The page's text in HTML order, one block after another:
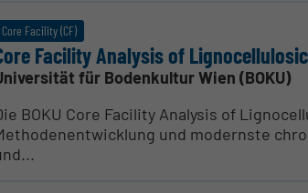
Core Facility (CF)
Facility Analysis of
für Bodenkultur Wien (BOKU)
BOKU Core Facility Analysis of
und modernste